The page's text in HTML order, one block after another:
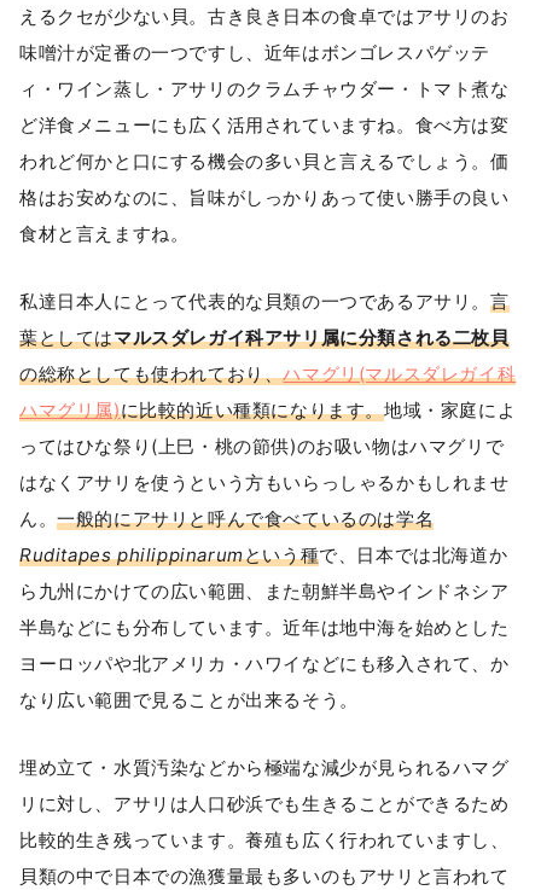
えるクセが少ない貝。古き良き日本の食卓ではアサリのお
味噌汁が定番の一つですし、近年はボンゴレスパゲッテ
ィ・ワイン蒸し・アサリのクラムチャウダー・トマト煮な
ど洋食メニューにも広く活用されていますね。食べ方は変
われど何かと口にする機会の多い貝と言えるでしょう。価
格はお安めなのに、旨味がしっかりあって使い勝手の良い
食材と言えますね。
私達日本人にとって代表的な貝類の一つであるアサリ。言
葉としてはマルスダレガイ科アサリ属に分類される二枚貝
の総称としても使われており、ハマグリ(マルスダレガイ科
ハマグリ属)に比較的近い種類になります。地域・家庭によ
ってはひな祭り(上巳・桃の節供)のお吸い物はハマグリで
はなくアサリを使うという方もいらっしゃるかもしれませ
ん。一般的にアサリと呼んで食べているのは学名
Ruditapes philippinarumという種で、日本では北海道か
ら九州にかけての広い範囲、また朝鮮半島やインドネシア
半島などにも分布しています。近年は地中海を始めとした
ヨーロッパや北アメリカ・ハワイなどにも移入されて、か
なり広い範囲で見ることが出来るそう。
埋め立て・水質汚染などから極端な減少が見られるハマグ
リに対し、アサリは人口砂浜でも生きることができるため
比較的生き残っています。養殖も広く行われていますし、
貝類の中で日本での漁獲量最も多いのもアサリと言われて